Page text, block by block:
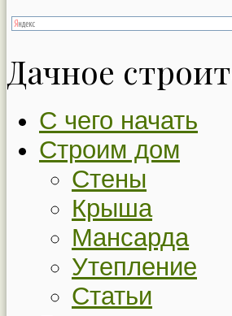
Дачное
С чего начать
Строим дом
Стены
Крыша
Мансарда
Утепление
Статьи